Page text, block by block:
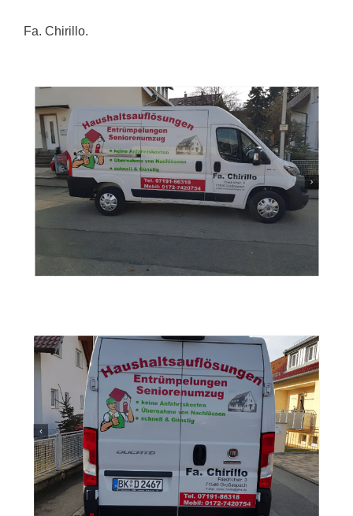
Fa. Chirillo.